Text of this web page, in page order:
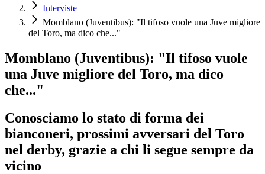
Interviste
Momblano (Juventibus): "Il tifoso vuole una Juve migliore
del Toro, ma dico che..."
Momblano (Juventibus): "Il tifoso vuole
una Juve migliore del Toro, ma dico
che..."
Conosciamo lo stato di forma dei
bianconeri, prossimi avversari del Toro
nel derby, grazie a chi li segue sempre da
vicino